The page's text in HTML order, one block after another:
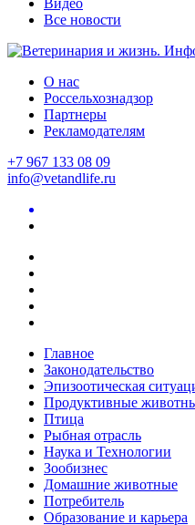
Все новости
О нас
Россельхознадзор
Партнеры
Рекламодателям
+7 967 133 08 09
info@vetandlife.ru
Главное
Законодательство
Эпизоотическая
Продуктивные
Птица
Рыбная отрасль
Наука и Технологии
Зообизнес
Домашние животные
Потребитель
Образование и карьера